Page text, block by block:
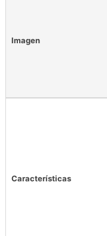
Imagen
Características